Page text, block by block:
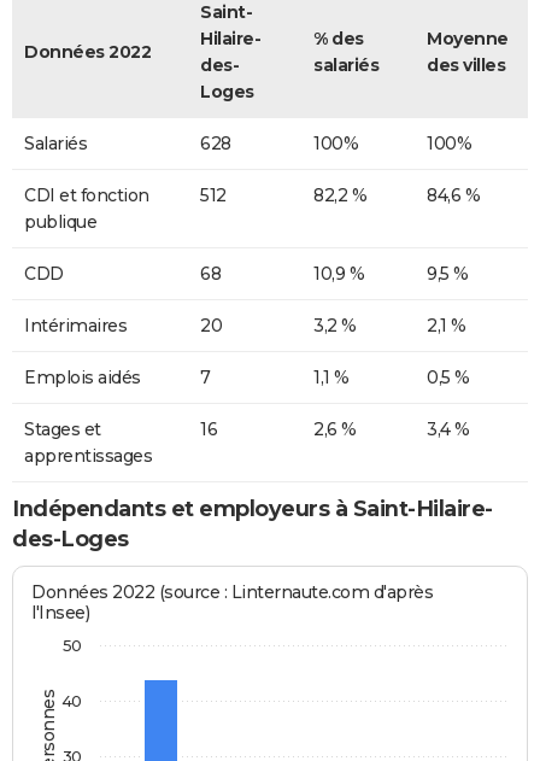
Données 2022
Saint-
Hilaire-
des-
Loges
% des
salariés
Moyenne
des villes
Salariés 628 100% 100%
CDI et fonction
publique
512 82,2 % 84,6 %
CDD 68 10,9 % 9,5 %
Intérimaires 20 3,2 % 2,1 %
Emplois aidés 7 1,1 % 0,5 %
Stages et
apprentissages
16 2,6 % 3,4 %
Indépendants et employeurs à Saint-Hilaire-
des-Loges
Données 2022 (source : Linternaute.com d'après
l'Insee)
30
40
50